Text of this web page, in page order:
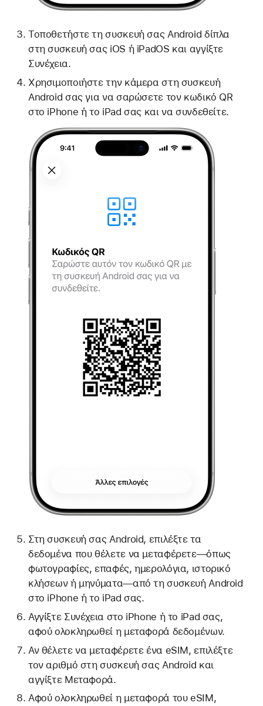
Τοποθετήστε τη συσκευή σας Android δίπλα
στη συσκευή σας iOS ή iPadOS και αγγίξτε
Συνέχεια.
Χρησιμοποιήστε την κάμερα στη συσκευή
Android σας για να σαρώσετε τον κωδικό QR
στο iPhone ή το iPad σας και να συνδεθείτε.
Στη συσκευή σας Android, επιλέξτε τα
δεδομένα που θέλετε να μεταφέρετε—όπως
φωτογραφίες, επαφές, ημερολόγια, ιστορικό
κλήσεων ή μηνύματα—από τη συσκευή Android
στο iPhone ή το iPad σας.
Αγγίξτε Συνέχεια στο iPhone ή το iPad σας,
αφού ολοκληρωθεί η μεταφορά δεδομένων.
Αν θέλετε να μεταφέρετε ένα eSIM, επιλέξτε
τον αριθμό στη συσκευή σας Android και
αγγίξτε Μεταφορά.
Αφού ολοκληρωθεί η μεταφορά του eSIM,